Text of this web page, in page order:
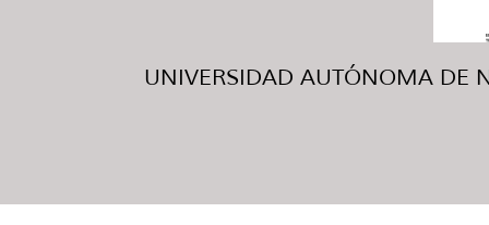
UNIVERSIDAD AUTÓNOMA DE